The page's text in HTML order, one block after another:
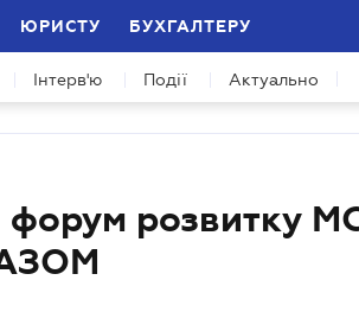
ЮРИСТУ БУХГАЛТЕРУ
Інтерв'ю Події Актуально
форум розвитку